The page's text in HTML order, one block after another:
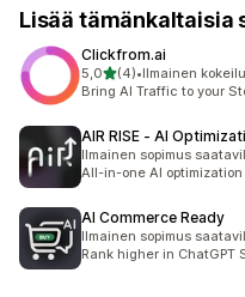
Lisää tämänkaltaisia
Clickfrom.ai
5,0/ 5 tähteä
(4)
4 arvostelua yhteensä
•Ilmainen
Bring AI Traffic to your
AIR RISE ‑ AI
Ilmainen sopimus
All-in-one AI optimization
AI Commerce Ready
Ilmainen sopimus
Rank higher in ChatGPT